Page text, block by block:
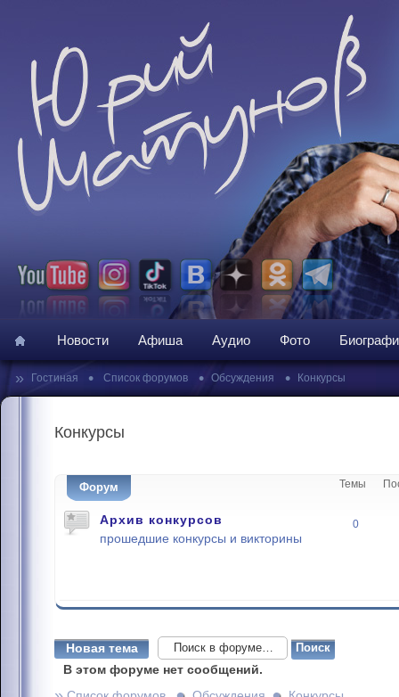
Новости Афиша Аудио Фото
» Гостиная • Список форумов • Обсуждения • Конкурсы
Конкурсы
Форум Темы
Архив конкурсов
прошедшие конкурсы и викторины
0
Новая тема
В этом форуме нет сообщений.